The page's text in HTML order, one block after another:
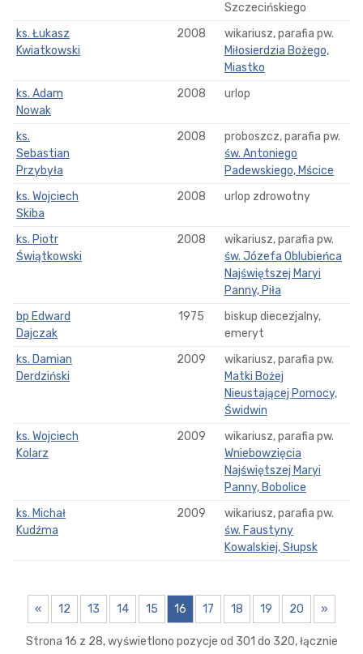
Szczecińskiego
ks. Łukasz
Kwiatkowski
2008
wikariusz, parafia pw.
Miłosierdzia Bożego,
Miastko
ks. Adam
Nowak
2008 urlop
ks.
Sebastian
Przybyła
2008
proboszcz, parafia pw.
św. Antoniego
Padewskiego, Mścice
ks. Wojciech
Skiba
2008 urlop zdrowotny
ks. Piotr
Świątkowski
2008
wikariusz, parafia pw.
św. Józefa Oblubieńca
Najświętszej Maryi
Panny, Piła
bp Edward
Dajczak
1975
biskup diecezjalny,
emeryt
ks. Damian
Derdziński
2009
wikariusz, parafia pw.
Matki Bożej
Nieustającej Pomocy,
Świdwin
ks. Wojciech
Kolarz
2009
wikariusz, parafia pw.
Wniebowzięcia
Najświętszej Maryi
Panny, Bobolice
ks. Michał
Kudźma
2009
wikariusz, parafia pw.
św. Faustyny
Kowalskiej, Słupsk
« 12 13 14 15 16 17 18 19 20 »
Strona 16 z 28, wyświetlono pozycje od 301 do 320, łącznie